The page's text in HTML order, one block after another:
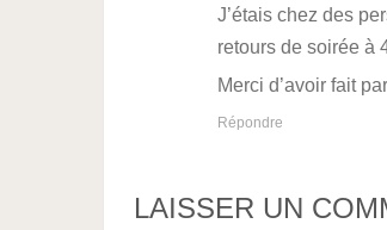
J’étais chez des
retours de soirée à
Merci d’avoir fait
Répondre
LAISSER UN